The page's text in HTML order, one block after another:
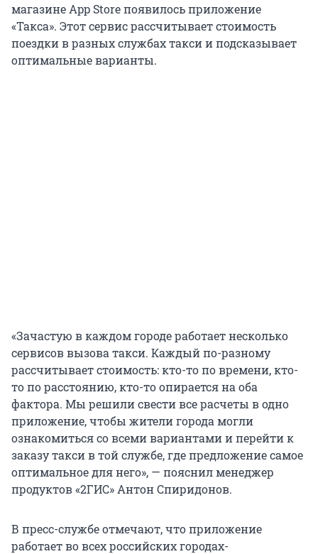
магазине App Store появилось приложение
«Такса». Этот сервис рассчитывает стоимость
поездки в разных службах такси и подсказывает
оптимальные варианты.
«Зачастую в каждом городе работает несколько
сервисов вызова такси. Каждый по-разному
рассчитывает стоимость: кто-то по времени, кто-
то по расстоянию, кто-то опирается на оба
фактора. Мы решили свести все расчеты в одно
приложение, чтобы жители города могли
ознакомиться со всеми вариантами и перейти к
заказу такси в той службе, где предложение самое
оптимальное для него», — пояснил менеджер
продуктов «2ГИС» Антон Спиридонов.
В пресс-службе отмечают, что приложение
работает во всех российских городах-